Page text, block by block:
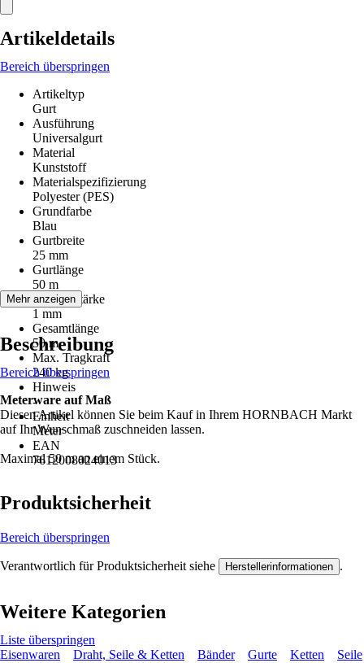
Artikeldetails
Bereich überspringen
Artikeltyp
Gurt
Ausführung
Universalgurt
Material
Kunststoff
Materialspezifizierung
Polyester (PES)
Grundfarbe
Blau
Gurtbreite
25 mm
Gurtlänge
50 m
Materialstärke
1 mm
Gesamtlänge
50 m
Max. Tragkraft
240 kg
Hinweis
-
Einheit
Meter
EAN
7612008024013
Mehr anzeigen
Beschreibung
Bereich überspringen
Meterware auf Maß
Diesen Artikel können Sie beim Kauf in Ihrem HORNBACH Markt
auf Ihr Wunschmaß zuschneiden lassen.
Maximal 50 m an einem Stück.
Produktsicherheit
Bereich überspringen
Verantwortlich für Produktsicherheit siehe Herstellerinformationen .
Weitere Kategorien
Liste überspringen
Eisenwaren
Draht, Seile & Ketten Bänder Gurte Ketten
Seile